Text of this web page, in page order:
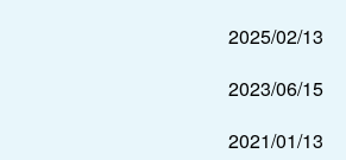
2025/02/13
2023/06/15
2021/01/13